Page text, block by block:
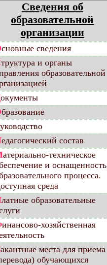
Сведения об
образовательной
организации
Основные сведения
образовательной
Документы
Образование
Руководство
Педагогический состав
и оснащенность
процесса.
среда
обучающихся